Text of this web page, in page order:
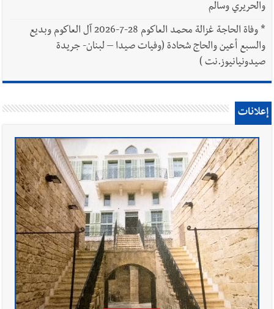
والحريري وسالم
*
وفاة الحاجة غزالة محمد العاكوم 28-7-2026 آل العاكوم وبديع
والسبع أعين والحاج شحادة (وفيات صيدا – لبنان- جريدة
صيدونيانيوز.نت )
إعلانات